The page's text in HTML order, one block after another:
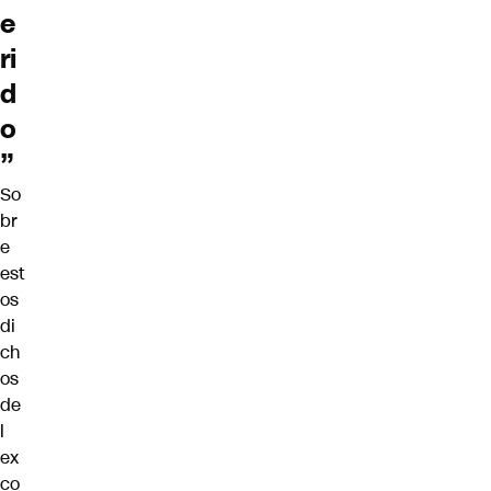
e
ri
d
o
”
So
br
e
est
os
di
ch
os
de
l
ex
co